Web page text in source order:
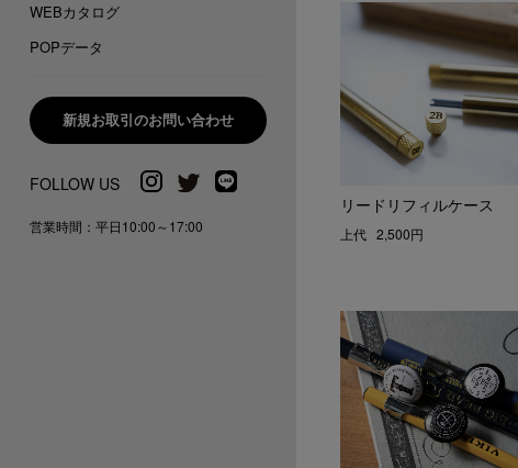
WEBカタログ
POPデータ
新規お取引のお問い合わせ
営業時間：平日10:00～17:00
リードリフィルケース
上代 2,500円